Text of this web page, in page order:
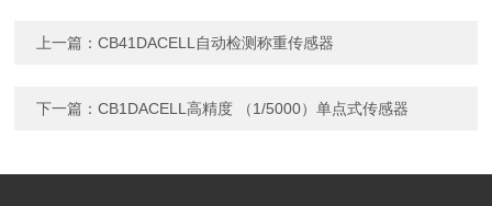
上一篇：CB41DACELL自动检测称重传感器
下一篇：CB1DACELL高精度 （1/5000）单点式传感器